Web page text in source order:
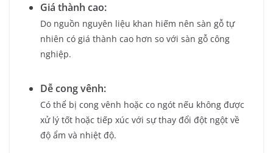
Giá thành cao:
Do nguồn nguyên liệu khan hiếm nên sàn gỗ tự
nhiên có giá thành cao hơn so với sàn gỗ công
nghiệp.
Dễ cong vênh:
Có thể bị cong vênh hoặc co ngót nếu không được
xử lý tốt hoặc tiếp xúc với sự thay đổi đột ngột về
độ ẩm và nhiệt độ.